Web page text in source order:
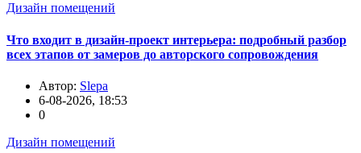
Дизайн помещений
Что входит в дизайн-проект интерьера: подробный разбор
всех этапов от замеров до авторского сопровождения
Автор: Slepa
6-08-2026, 18:53
0
Дизайн помещений